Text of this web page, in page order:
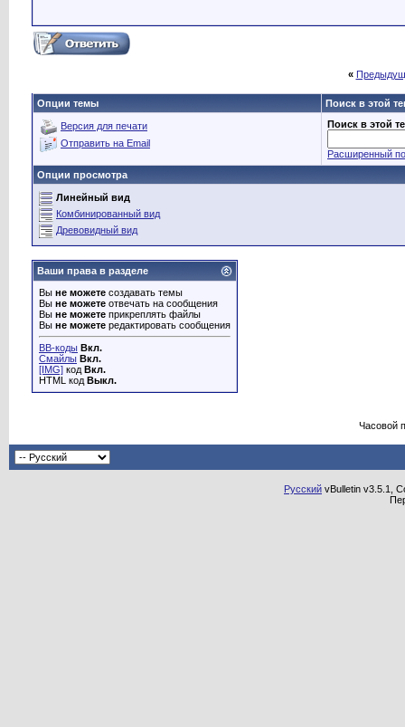
«
Опции темы Поиск в этой
Версия для печати
Отправить на Email
Поиск в этой
Расширенный
Опции просмотра
Линейный вид
Комбинированный вид
Древовидный вид
Ваши права в разделе
Вы не можете создавать темы
Вы не можете отвечать на сообщения
Вы не можете прикреплять файлы
Вы не можете редактировать сообщения
BB-коды Вкл.
Смайлы Вкл.
[IMG] код Вкл.
HTML код Выкл.
Часовой
Русский vBulletin v3.5.1,